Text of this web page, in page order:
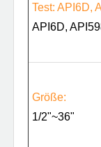
Test: API6D,
API6D,
Größe:
1/2"~36"